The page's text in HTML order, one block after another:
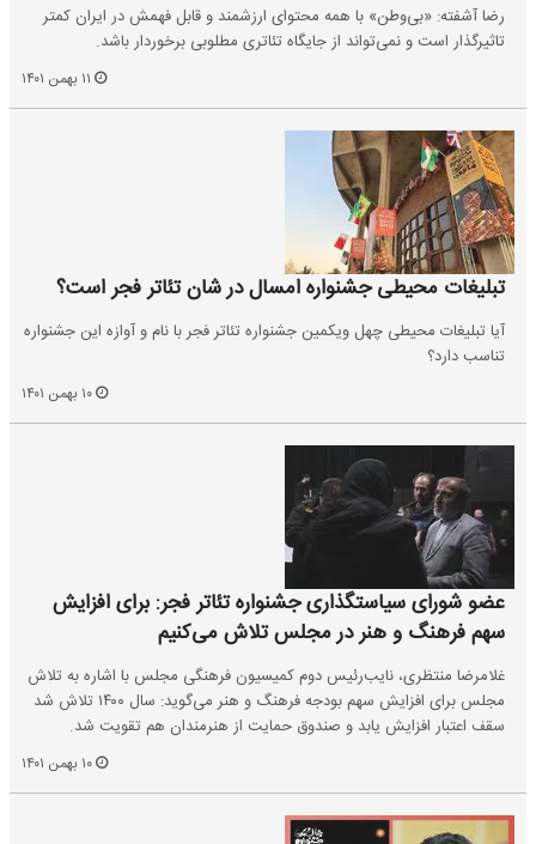
رضا آشفته: «بی‌وطن» با همه محتوای ارزشمند و قابل فهمش در ایران کمتر
تاثیر‌گذار است و نمی‌تواند از جایگاه تئاتری مطلوبی برخوردار باشد.
تبلیغات محیطی جشنواره امسال در شان تئاتر فجر است؟
آیا تبلیغات محیطی چهل ویکمین جشنواره تئاتر فجر با نام و آوازه این جشنواره
تناسب دارد؟
عضو شورای سیاستگذاری جشنواره تئاتر فجر: برای افزایش
سهم فرهنگ و هنر در مجلس تلاش می‌کنیم
غلامرضا منتظری، نایب‌رئیس دوم کمیسیون فرهنگی مجلس با اشاره به تلاش
مجلس برای افزایش سهم بودجه فرهنگ و هنر می‌گوید: سال ۱۴۰۰ تلاش شد
سقف اعتبار افزایش یابد و صندوق حمایت از هنرمندان هم تقویت شد.